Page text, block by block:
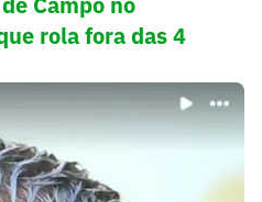
rola fora das 4